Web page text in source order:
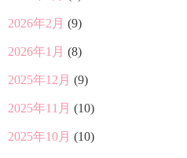
2026年2月 (9)
2026年1月 (8)
2025年12月 (9)
2025年11月 (10)
2025年10月 (10)